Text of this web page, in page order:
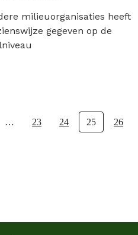
milieuorganisaties heeft
gegeven op de
… 23 24 25 26